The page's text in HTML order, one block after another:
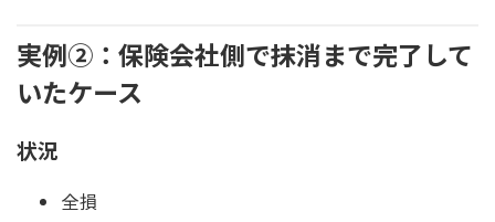
実例②：保険会社側で抹消まで完了して
いたケース
状況
全損